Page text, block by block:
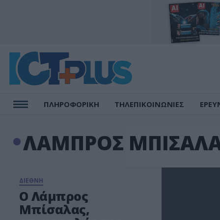
ΠΛΗΡΟΦΟΡΙΚΗ ΤΗΛΕΠΙΚΟΙΝΩΝΙΕΣ
ΛΑΜΠΡΟΣ
ΔΙΕΘΝΗ
Ο Λάμπρος
Μπίσαλας,